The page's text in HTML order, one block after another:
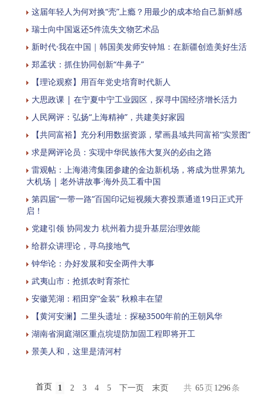
这届年轻人为何对换“壳”上瘾？用最少的成本给自己新鲜感
瑞士向中国返还5件流失文物艺术品
新时代·我在中国｜韩国美发师安钟旭：在新疆创造美好生活
郑孟状：抓住协同创新“牛鼻子”
【理论观察】用百年党史培育时代新人
大思政课 | 在宁夏中宁工业园区，探寻中国经济增长活力
人民网评：弘扬“上海精神”，共建美好家园
【共同富裕】充分利用数据资源，擘画县域共同富裕“实景图”
求是网评论员：实现中华民族伟大复兴的必由之路
雷观帖：上海港湾集团参建的金边新机场，将成为世界第九
大机场 | 老外讲故事·海外员工看中国
第四届“一带一路”百国印记短视频大赛投票通道19日正式开
启！
党建引领 协同发力 杭州着力提升基层治理效能
给群众讲理论，寻乌接地气
钟华论：办好发展和安全两件大事
武夷山市：抢抓农时育茶忙
安徽芜湖：稻田穿“金装” 秋粮丰在望
【黄河安澜】二里头遗址：探秘3500年前的王朝风华
湖南省洞庭湖区重点垸堤防加固工程即将开工
景美人和，这里是清河村
首页 1 2 3 4 5 下一页 末页 共 65 页 1296 条